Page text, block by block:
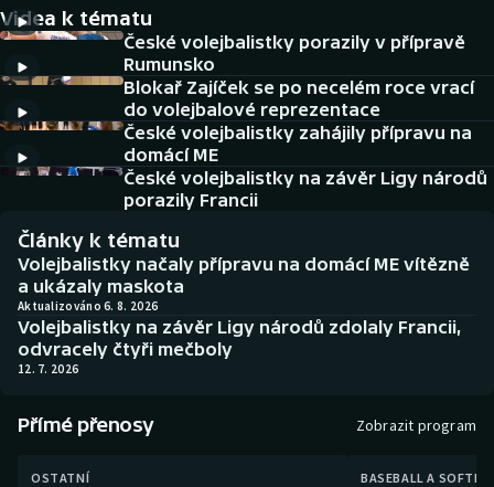
Cyklistika
DALŠÍ SPORTY
Americký fotbal
Baseball a softbal
Basketbal
Biatlon
Boby a skeleton
Box
Curling
NEPŘEHLÉDNĚTE
Historické návraty
Aplikace ČT sport
AZ kvíz
Videa k tématu
České volejbalistky porazily v přípravě
Rumunsko
Blokař Zajíček se po necelém roce vrací
do volejbalové reprezentace
České volejbalistky zahájily přípravu na
domácí ME
České volejbalistky na závěr Ligy národů
porazily Francii
Články k tématu
Volejbalistky načaly přípravu na domácí ME vítězně
a ukázaly maskota
Aktualizováno 6. 8. 2026
Volejbalistky na závěr Ligy národů zdolaly Francii,
odvracely čtyři mečboly
12. 7. 2026
Přímé přenosy Zobrazit program
OSTATNÍ BASEBALL A